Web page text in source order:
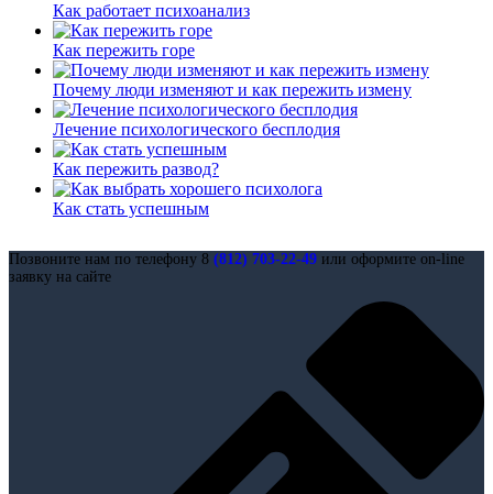
Как работает психоанализ
Как пережить горе
Почему люди изменяют и как пережить измену
Лечение психологического бесплодия
Как пережить развод?
Как стать успешным
Позвоните нам по телефону 8 (812) 703-22-49 или оформите on-line
заявку на сайте